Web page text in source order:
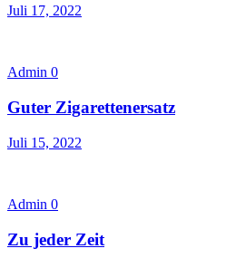
Juli 17, 2022
Admin 0
Guter Zigarettenersatz
Juli 15, 2022
Admin 0
Zu jeder Zeit